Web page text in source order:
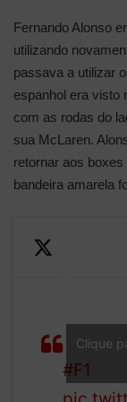
Fernando Alonso
utilizando
passava a utilizar
espanhol era visto
com as rodas do
sua McLaren.
retornar aos
bandeira amarela
Degner
#F1
Clique